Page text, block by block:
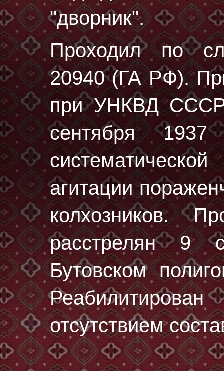
"дворник".
Проходил по
20940 (ГА РФ).
при УНКВД СССР
сентября
агитации
колхозников.
расстрелян9
Бутовском
отсутствием